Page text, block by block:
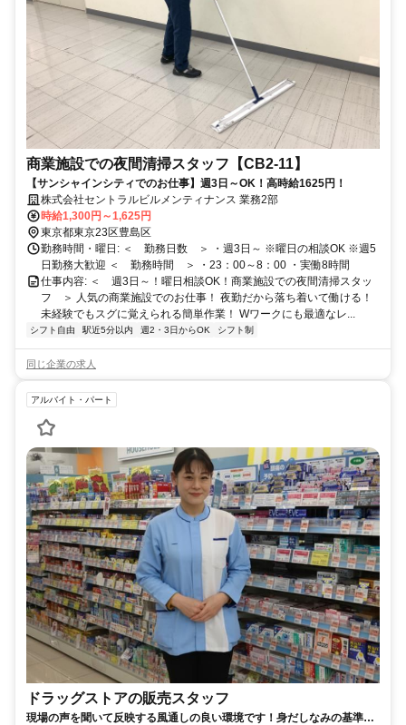
商業施設での夜間清掃スタッフ【CB2-11】
【サンシャインシティでのお仕事】週3日～OK！高時給1625円！
株式会社セントラルビルメンティナンス 業務2部
時給1,300円～1,625円
東京都東京23区豊島区
勤務時間・曜日: ＜ 勤務日数 ＞ ・週3日～ ※曜日の相談OK ※週5
日勤務大歓迎 ＜ 勤務時間 ＞ ・23：00～8：00 ・実働8時間
仕事内容: ＜ 週3日～！曜日相談OK！商業施設での夜間清掃スタッ
フ ＞ 人気の商業施設でのお仕事！ 夜勤だから落ち着いて働ける！
未経験でもスグに覚えられる簡単作業！ Wワークにも最適なレ...
シフト自由 駅近5分以内 週2・3日からOK シフト制
同じ企業の求人
アルバイト・パート
ドラッグストアの販売スタッフ
現場の声を聞いて反映する風通しの良い環境です！身だしなみの基準を